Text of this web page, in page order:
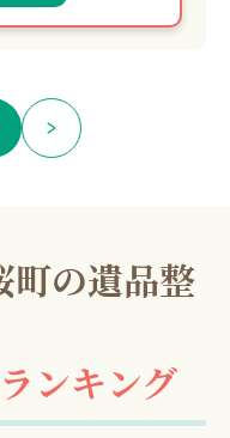
町の遺品整
ンキング